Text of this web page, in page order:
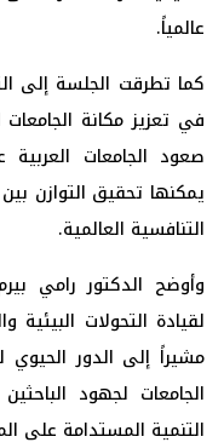
عالمياً.
كما تطرقت الجلسة إلى
في تعزيز مكانة الجامعات
صعود الجامعات
يمكنها تحقيق التوازن
التنافسية العالمية.
وأوضح الدكتور رامي
لقيادة التحولات
مشيراً إلى الدور
الجامعات لجهود
التنمية المستدامة على